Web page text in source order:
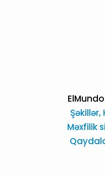
Şəkillər,
Məxfilik